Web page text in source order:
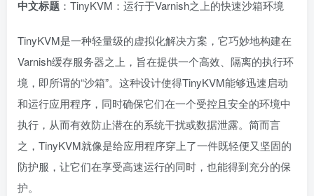
中文标题 ：TinyKVM：运行于Varnish之上的快速沙箱环境
TinyKVM是一种轻量级的虚拟化解决方案，它巧妙地构建在
Varnish缓存服务器之上，旨在提供一个高效、隔离的执行环
境，即所谓的“沙箱”。这种设计使得TinyKVM能够迅速启动
和运行应用程序，同时确保它们在一个受控且安全的环境中
执行，从而有效防止潜在的系统干扰或数据泄露。简而言
之，TinyKVM就像是给应用程序穿上了一件既轻便又坚固的
防护服，让它们在享受高速运行的同时，也能得到充分的保
护。